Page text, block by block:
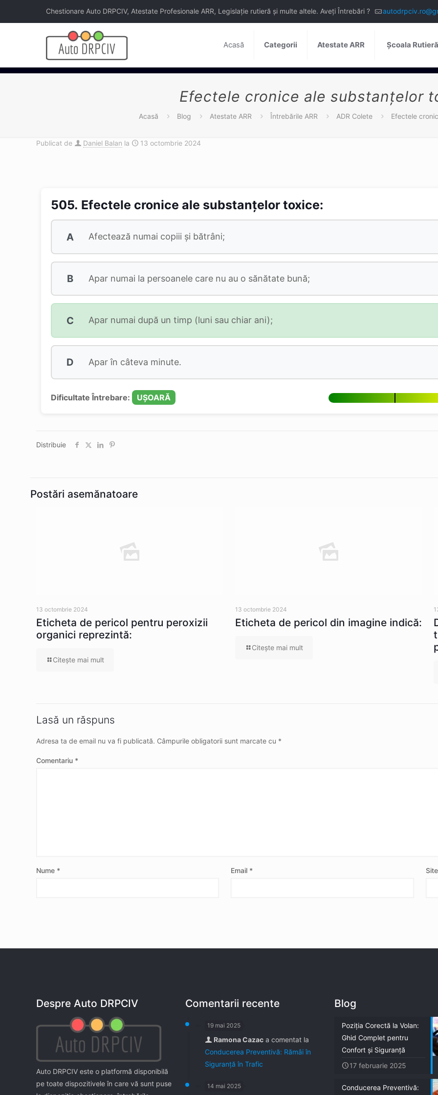
Chestionare Auto DRPCIV, Atestate Profesionale ARR, Legislație rutieră și multe altele. Aveți Întrebări ?
Acasă Categorii Atestate ARR Școala
Efectele cronice ale substanţelor
Acasă Blog Atestate ARR Întrebările ARR ADR Colete Efectele
Publicat de Daniel Balan la 13 octombrie 2024
505. Efectele cronice ale substanţelor toxice:
A Afectează numai copiii şi bătrâni;
B Apar numai la persoanele care nu au o sănătate bună;
C Apar numai după un timp (luni sau chiar ani);
D Apar în câteva minute.
Dificultate Întrebare: UȘOARĂ
Distribuie
Postări asemănatoare
13 octombrie 2024
Eticheta de pericol pentru peroxizii
organici reprezintă:
Citeşte mai mult
13 octombrie 2024
Eticheta de pericol din imagine indică:
Citeşte mai mult
Lasă un răspuns
Adresa ta de email nu va fi publicată. Câmpurile obligatorii sunt marcate cu *
Comentariu *
Nume * Email *
Despre Auto DRPCIV
Auto DRPCIV este o platformă disponibilă
pe toate dispozitivele în care vă sunt puse
Comentarii recente
19 mai 2025
Ramona Cazac a comentat la
Conducerea Preventivă: Rămâi în
Siguranță în Trafic
14 mai 2025
Blog
Poziția Corectă la Volan:
Ghid Complet pentru
Confort și Siguranță
17 februarie 2025
Conducerea Preventivă: